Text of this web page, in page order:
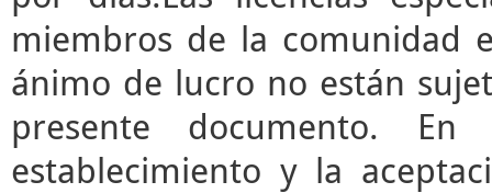
miembros de la comunidad
ánimo de lucro no están
presente documento.
establecimiento y la